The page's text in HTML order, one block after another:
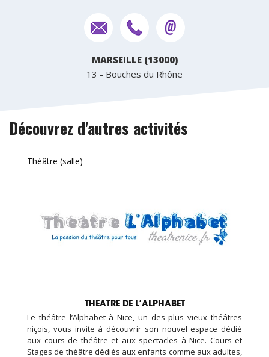
MARSEILLE (13000)
13 - Bouches du Rhône
Découvrez d'autres activités
Théâtre (salle)
THEATRE DE L’ALPHABET
Le théâtre l’Alphabet à Nice, un des plus vieux théâtres
niçois, vous invite à découvrir son nouvel espace dédié
aux cours de théâtre et aux spectacles à Nice. Cours et
Stages de théâtre dédiés aux enfants comme aux adultes,